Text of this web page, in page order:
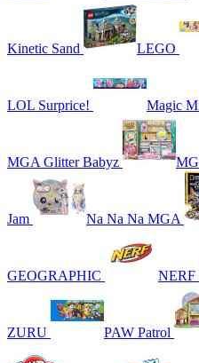
Kinetic Sand LEGO
LOL Surprice! Magic
MGA Glitter Babyz
Jam Na Na Na MGA
GEOGRAPHIC NERF
ZURU PAW Patrol